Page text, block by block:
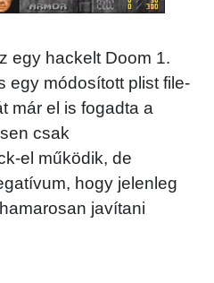
egy hackelt Doom 1.
egy módosított plist file-
már el is fogadta a
csak
el működik, de
hogy jelenleg
javítani